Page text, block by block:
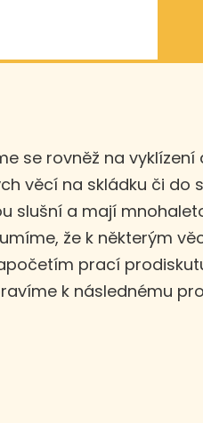
se rovněž na
věcí na skládku či do
slušní a mají
že k některým
prací
k následnému